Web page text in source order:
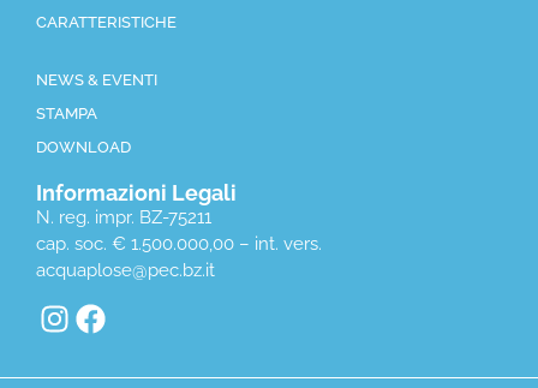
CARATTERISTICHE
NEWS & EVENTI
STAMPA
DOWNLOAD
Informazioni Legali
N. reg. impr. BZ-75211
cap. soc. € 1.500.000,00 – int. vers.
acquaplose@pec.bz.it